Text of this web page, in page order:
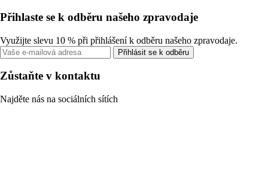
Přihlaste se k odběru našeho zpravodaje
Využijte slevu 10 % při přihlášení k odběru našeho zpravodaje.
Přihlásit se k odběru
Zůstaňte v kontaktu
Najděte nás na sociálních sítích